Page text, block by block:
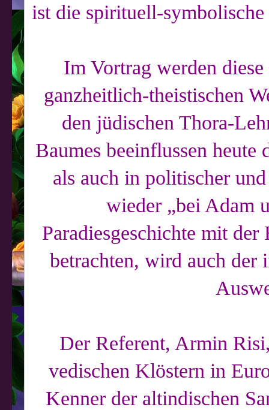
ist die spirituell-symbolische
Im Vortrag werden
ganzheitlich-theistischen
den jüdischen Thora-
Baumes beeinflussen
als auch in politischer
wieder „bei Adam
Paradiesgeschichte mit der
betrachten, wird auch der
Der Referent, Armin
vedischen Klöstern in
Kenner der altindischen